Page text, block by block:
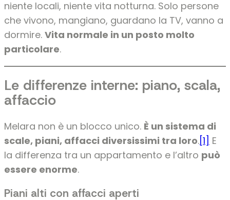
niente locali, niente vita notturna. Solo persone
che vivono, mangiano, guardano la TV, vanno a
dormire. Vita normale in un posto molto
particolare.
Le differenze interne: piano, scala,
affaccio
Melara non è un blocco unico. È un sistema di
scale, piani, affacci diversissimi tra loro. [1] E
la differenza tra un appartamento e l’altro può
essere enorme.
Piani alti con affacci aperti